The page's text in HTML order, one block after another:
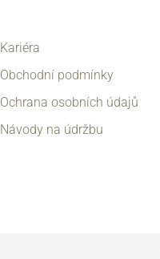
Kariéra
Obchodní podmínky
Ochrana osobních údajů
Návody na údržbu